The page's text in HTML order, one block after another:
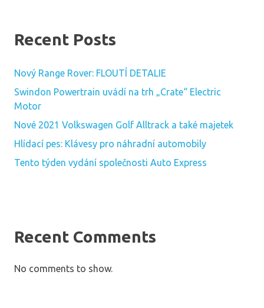
Recent Posts
Nový Range Rover: FLOUTÍ DETALIE
Swindon Powertrain uvádí na trh „Crate“ Electric
Motor
Nové 2021 Volkswagen Golf Alltrack a také majetek
Hlídací pes: Klávesy pro náhradní automobily
Tento týden vydání společnosti Auto Express
Recent Comments
No comments to show.